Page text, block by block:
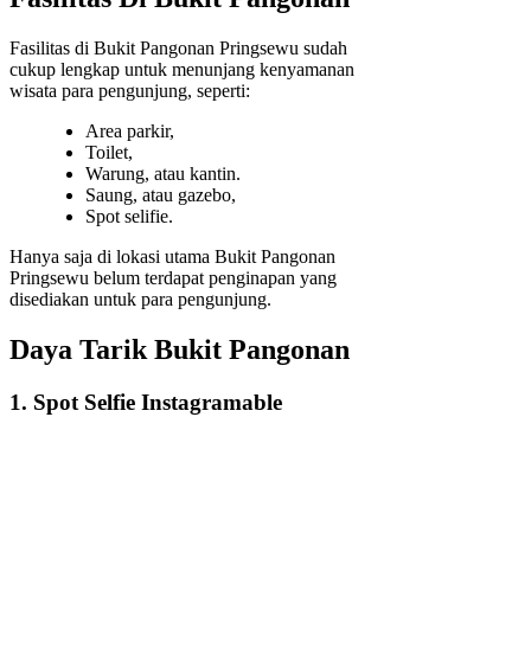
Fasilitas di Bukit Pangonan Pringsewu sudah
cukup lengkap untuk menunjang kenyamanan
wisata para pengunjung, seperti:
Area parkir,
Toilet,
Warung, atau kantin.
Saung, atau gazebo,
Spot selifie.
Hanya saja di lokasi utama Bukit Pangonan
Pringsewu belum terdapat penginapan yang
disediakan untuk para pengunjung.
Daya Tarik Bukit Pangonan
1. Spot Selfie Instagramable